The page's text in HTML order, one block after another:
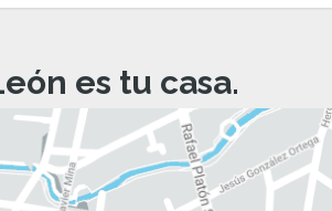
es tu casa.